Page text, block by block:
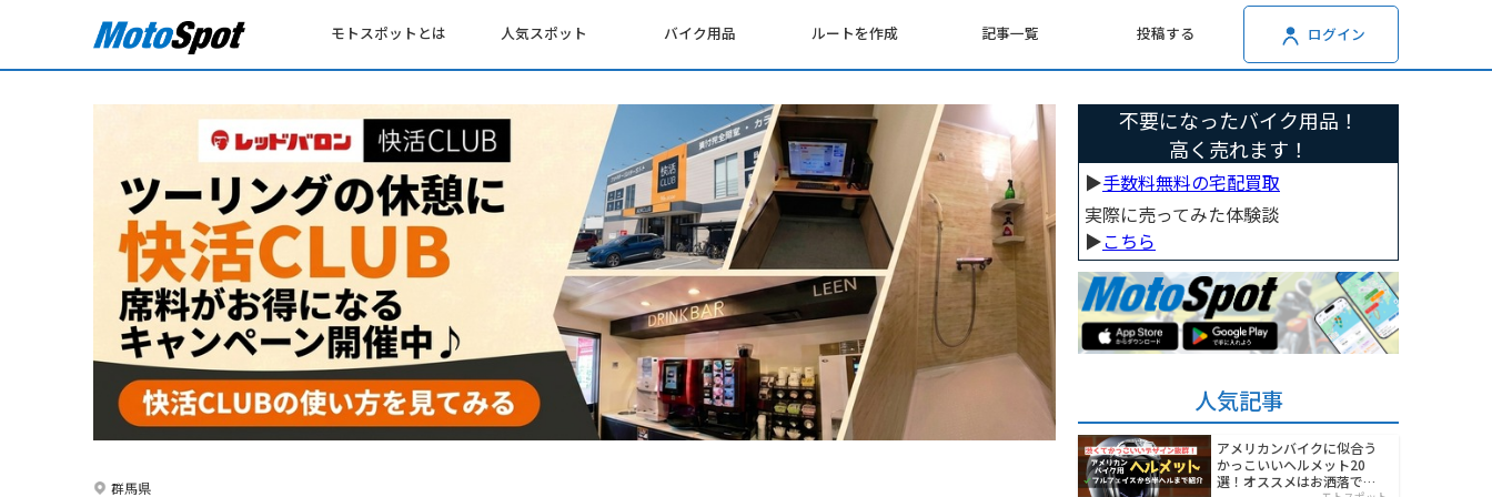
モトスポットとは 人気スポット バイク用品 ルートを作成 記事一覧 投稿する ログイン
群馬県
不要になったバイク用品！
高く売れます！
▶︎手数料無料の宅配買取
実際に売ってみた体験談
▶︎こちら
人気記事
アメリカンバイクに似合う
かっこいいヘルメット20
選！オススメはお洒落でワ